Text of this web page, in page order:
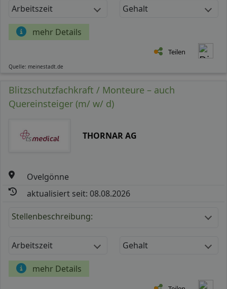
Arbeitszeit Gehalt
mehr Details
Teilen
Quelle: meinestadt.de
Blitzschutzfachkraft / Monteure – auch
Quereinsteiger (m/ w/ d)
THORNAR AG
Ovelgönne
aktualisiert seit: 08.08.2026
Stellenbeschreibung:
Arbeitszeit Gehalt
mehr Details